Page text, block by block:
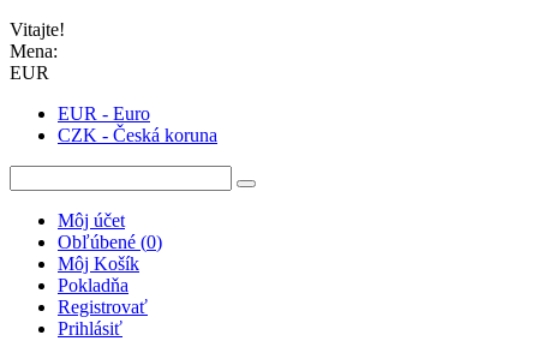
Vitajte!
Mena:
EUR
EUR - Euro
CZK - Česká koruna
Môj účet
Obľúbené (0)
Môj Košík
Pokladňa
Registrovať
Prihlásiť